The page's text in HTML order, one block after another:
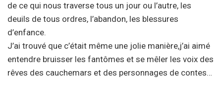
de ce qui nous traverse tous un jour ou l’autre, les
deuils de tous ordres, l’abandon, les blessures
d’enfance.
J’ai trouvé que c’était même une jolie manière,j’ai aimé
entendre bruisser les fantômes et se mêler les voix des
rêves des cauchemars et des personnages de contes…